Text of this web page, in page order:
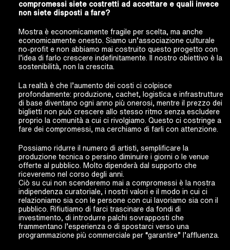
compromessi siete costretti ad accettare e quali invece
non siete disposti a fare?
Mostra è economicamente fragile per scelta, ma anche
economicamente onesto. Siamo un’associazione culturale
no-profit e non abbiamo mai costruito questo progetto con
l’idea di farlo crescere indefinitamente. Il nostro obiettivo è la
sostenibilità, non la crescita.
La realtà è che l’aumento dei costi ci colpisce
profondamente: produzione, cachet, logistica e infrastrutture
di base diventano ogni anno più onerosi, mentre il prezzo dei
biglietti non può crescere allo stesso ritmo senza escludere
proprio la comunità a cui ci rivolgiamo. Questo ci costringe a
fare dei compromessi, ma cerchiamo di farli con attenzione.
Possiamo ridurre il numero di artisti, semplificare la
produzione tecnica o persino diminuire i giorni o le venue
offerte al pubblico. Molto dipenderà dal supporto che
riceveremo nel corso degli anni.
Ciò su cui non scenderemo mai a compromessi è la nostra
indipendenza curatoriale, i nostri valori e il modo in cui ci
relazioniamo sia con le persone con cui lavoriamo sia con il
pubblico. Rifiutiamo di farci trascinare da fondi di
investimento, di introdurre palchi sovrapposti che
frammentano l’esperienza o di spostarci verso una
programmazione più commerciale per “garantire” l’affluenza.